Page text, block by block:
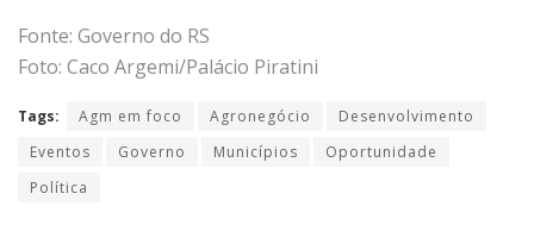
Fonte: Governo do RS
Foto: Caco Argemi/Palácio Piratini
Tags: Agm em foco Agronegócio
Desenvolvimento
Eventos
Governo Municípios
Oportunidade
Política